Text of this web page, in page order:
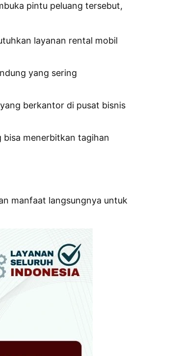
pintu peluang tersebut,
layanan rental mobil
yang sering
berkantor di pusat bisnis
bisa menerbitkan tagihan
manfaat langsungnya untuk